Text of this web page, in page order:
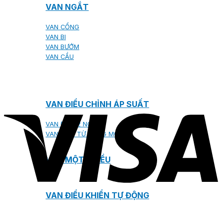
VAN NGẮT
VAN CỔNG
VAN BI
VAN BƯỚM
VAN CẦU
VAN ĐIỀU CHỈNH ÁP SUẤT
VAN ĐIỆN 2 NGÃ
VAN ĐIỆN TỪ ĐÓNG MỞ
VAN MỘT CHIỀU
VAN ĐIỀU KHIỂN TỰ ĐỘNG